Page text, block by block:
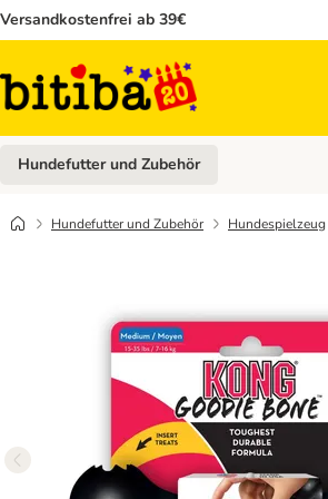
Versandkostenfrei ab 39€
Hundefutter und Zubehör
Hundefutter und Zubehör Hundespielzeug